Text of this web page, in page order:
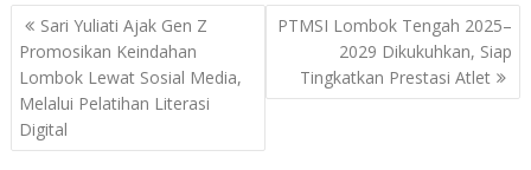
Navigasi
pos
Sari Yuliati Ajak Gen Z
Promosikan Keindahan
Lombok Lewat Sosial Media,
Melalui Pelatihan Literasi
Digital
PTMSI Lombok Tengah 2025–
2029 Dikukuhkan, Siap
Tingkatkan Prestasi Atlet